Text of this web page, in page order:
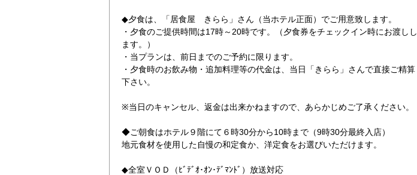
◆夕食は、「居食屋 きらら」さん（当ホテル正面）でご用意致します。
・夕食のご提供時間は17時～20時です。（夕食券をチェックイン時にお渡しし
ます。）
・当プランは、前日までのご予約に限ります。
・夕食時のお飲み物・追加料理等の代金は、当日「きらら」さんで直接ご精算
下さい。
※当日のキャンセル、返金は出来かねますので、あらかじめご了承ください。
◆ご朝食はホテル９階にて６時30分から10時まで（9時30分最終入店）
地元食材を使用した自慢の和定食か、洋定食をお選びいただけます。
◆全室ＶＯＤ（ﾋﾞﾃﾞｵ･ｵﾝ･ﾃﾞﾏﾝﾄﾞ）放送対応
【客室】シングル2（1400ベッド）